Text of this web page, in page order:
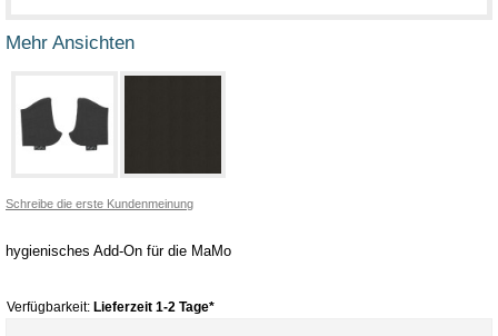
Mehr Ansichten
Schreibe die erste Kundenmeinung
hygienisches Add-On für die MaMo
Verfügbarkeit: Lieferzeit 1-2 Tage*